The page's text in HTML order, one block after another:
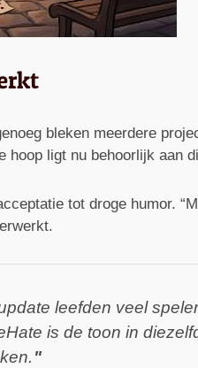
bleken meerdere
ligt nu behoorlijk aan
tot droge humor.
leefden veel
is de toon in